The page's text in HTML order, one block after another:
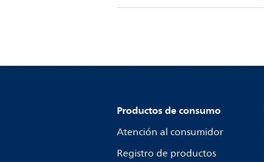
Productos de consumo
Atención al consumidor
Registro de productos